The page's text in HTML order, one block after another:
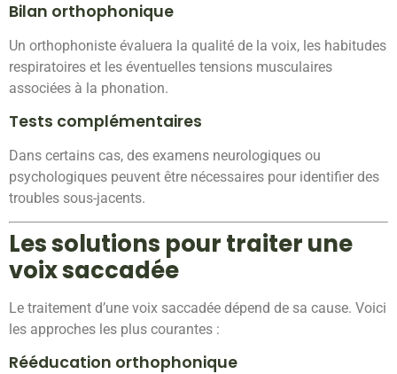
Bilan orthophonique
Un orthophoniste évaluera la qualité de la voix, les habitudes
respiratoires et les éventuelles tensions musculaires
associées à la phonation.
Tests complémentaires
Dans certains cas, des examens neurologiques ou
psychologiques peuvent être nécessaires pour identifier des
troubles sous-jacents.
Les solutions pour traiter une
voix saccadée
Le traitement d’une voix saccadée dépend de sa cause. Voici
les approches les plus courantes :
Rééducation orthophonique